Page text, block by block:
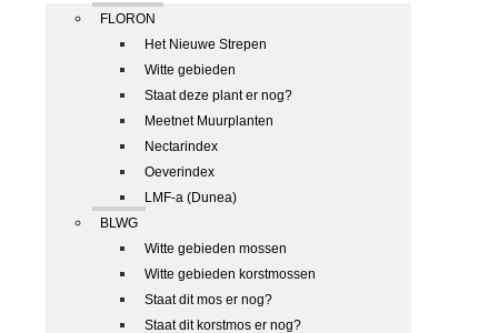
FLORON
Het Nieuwe Strepen
Witte gebieden
Staat deze plant er nog?
Meetnet Muurplanten
Nectarindex
Oeverindex
LMF-a (Dunea)
BLWG
Witte gebieden mossen
Witte gebieden korstmossen
Staat dit mos er nog?
Staat dit korstmos er nog?